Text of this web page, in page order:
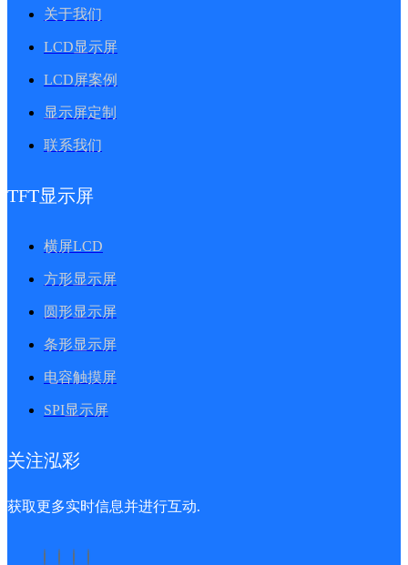
关于我们
LCD显示屏
LCD屏案例
显示屏定制
联系我们
TFT显示屏
横屏LCD
方形显示屏
圆形显示屏
条形显示屏
电容触摸屏
SPI显示屏
关注泓彩
获取更多实时信息并进行互动.